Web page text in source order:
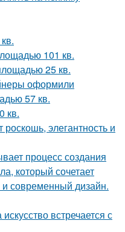
101 кв.
25 кв.
оформили
57 кв.
кв.
элегантность и
процесс создания
который сочетает
современный дизайн.
встречается с